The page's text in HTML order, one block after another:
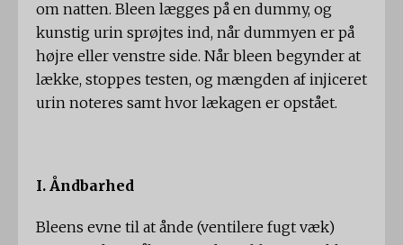
om natten. Bleen lægges på en dummy, og
kunstig urin sprøjtes ind, når dummyen er på
højre eller venstre side. Når bleen begynder at
lække, stoppes testen, og mængden af ​​injiceret
urin noteres samt hvor lækagen er opstået.
I. Åndbarhed
Bleens evne til at ånde (ventilere fugt væk)